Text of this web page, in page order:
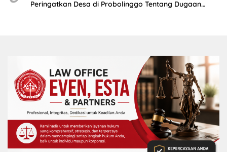
Peringatkan Desa di Probolinggo Tentang Dugaan